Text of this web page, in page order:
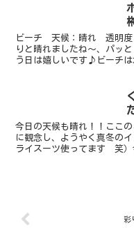
ビーチ 天候：晴れ 透明度
りと晴れましたね～、パッ
う日は嬉しいです♪ビーチ
今日の天候も晴れ！！ここ
に観念し、ようやく真冬の
ライスーツ使ってます 笑
彩